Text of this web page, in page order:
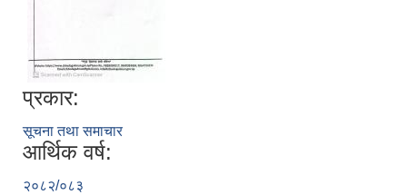
प्रकार:
सूचना तथा समाचार
आर्थिक वर्ष:
२०८२/०८३